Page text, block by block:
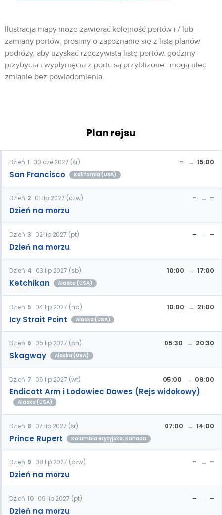
Ilustracja mapy może zawierać kolejność portów i / lub
zamiany portów, prosimy o zapoznanie się z listą planów
podróży, aby uzyskać rzeczywistą listę portów. godziny
przybycia i wypłynięcia z portu są przybliżone i mogą ulec
zmianie bez powiadomienia.
Plan rejsu
Dzień 1 30 cze 2027 (śr)
San Francisco Kalifornia (USA)
– 15:00
Dzień 2 01 lip 2027 (czw)
Dzień na morzu
– –
Dzień 3 02 lip 2027 (pt)
Dzień na morzu
– –
Dzień 4 03 lip 2027 (sb)
Ketchikan Alaska (USA)
10:00 17:00
Dzień 5 04 lip 2027 (nd)
Icy Strait Point Alaska (USA)
10:00 21:00
Dzień 6 05 lip 2027 (pn)
Skagway Alaska (USA)
05:30 20:30
Dzień 7 06 lip 2027 (wt)
Endicott Arm i Lodowiec Dawes (Rejs widokowy)
Alaska (USA)
05:00 09:00
Dzień 8 07 lip 2027 (śr)
Prince Rupert Kolumbia Brytyjska, Kanada
07:00 14:00
Dzień 9 08 lip 2027 (czw)
Dzień na morzu
– –
Dzień 10 09 lip 2027 (pt)
Dzień na morzu
– –